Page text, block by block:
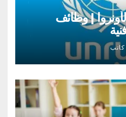
| وظائف
كاتب